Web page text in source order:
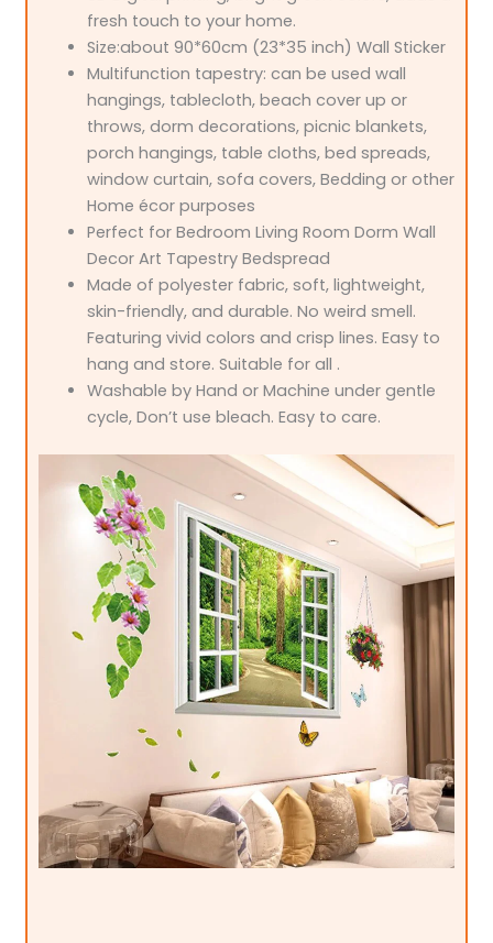
fresh touch to your home.
Size:about 90*60cm (23*35 inch) Wall Sticker
Multifunction tapestry: can be used wall
hangings, tablecloth, beach cover up or
throws, dorm decorations, picnic blankets,
porch hangings, table cloths, bed spreads,
window curtain, sofa covers, Bedding or other
Home écor purposes
Perfect for Bedroom Living Room Dorm Wall
Decor Art Tapestry Bedspread
Made of polyester fabric, soft, lightweight,
skin-friendly, and durable. No weird smell.
Featuring vivid colors and crisp lines. Easy to
hang and store. Suitable for all .
Washable by Hand or Machine under gentle
cycle, Don’t use bleach. Easy to care.